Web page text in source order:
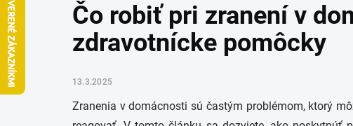
Čo robiť pri zranení v
zdravotnícke pomôcky
13.3.2025
Zranenia v domácnosti sú častým problémom, ktorý